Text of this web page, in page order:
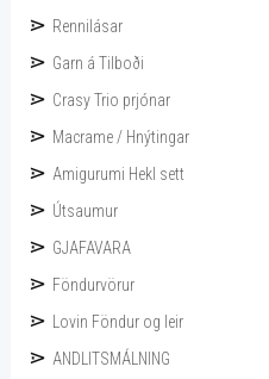
Rennilásar
Garn á Tilboði
Crasy Trio prjónar
Macrame / Hnýtingar
Amigurumi Hekl sett
Útsaumur
GJAFAVARA
Föndurvörur
Lovin Föndur og leir
ANDLITSMÁLNING